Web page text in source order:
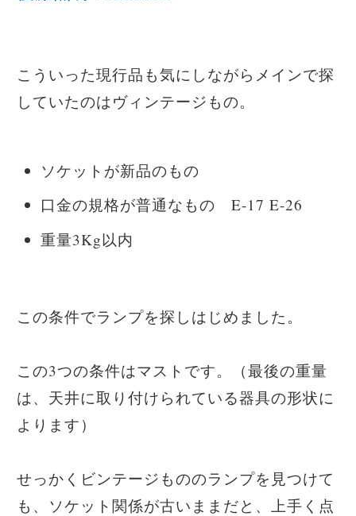
こういった現行品も気にしながらメインで探
していたのはヴィンテージもの。
ソケットが新品のもの
口金の規格が普通なもの E-17 E-26
重量3Kg以内
この条件でランプを探しはじめました。
この3つの条件はマストです。（最後の重量
は、天井に取り付けられている器具の形状に
よります）
せっかくビンテージもののランプを見つけて
も、ソケット関係が古いままだと、上手く点